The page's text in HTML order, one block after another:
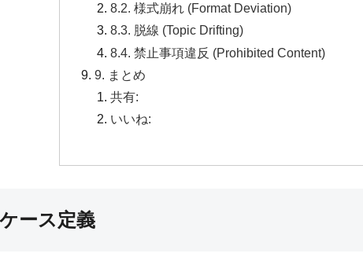
8.2. 様式崩れ (Format Deviation)
8.3. 脱線 (Topic Drifting)
8.4. 禁止事項違反 (Prohibited Content)
9. まとめ
共有:
いいね:
ース定義